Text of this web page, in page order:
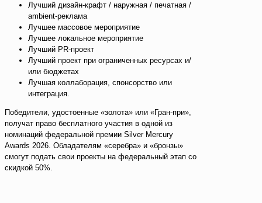
Лучший дизайн-крафт / наружная / печатная /
ambient-реклама
Лучшее массовое мероприятие
Лучшее локальное мероприятие
Лучший PR-проект
Лучший проект при ограниченных ресурсах и/
или бюджетах
Лучшая коллаборация, спонсорство или
интеграция.
Победители, удостоенные «золота» или «Гран-при»,
получат право бесплатного участия в одной из
номинаций федеральной премии Silver Mercury
Awards 2026. Обладателям «серебра» и «бронзы»
смогут подать свои проекты на федеральный этап со
скидкой 50%.